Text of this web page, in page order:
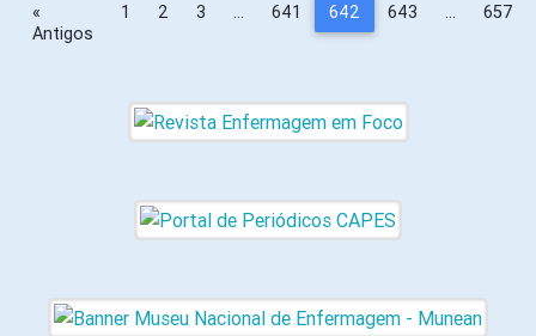
«
Antigos
1 2 3 … 641 642 643 … 657